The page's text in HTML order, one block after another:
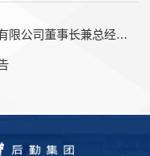
根同志离任经济责任审计的通告（转）